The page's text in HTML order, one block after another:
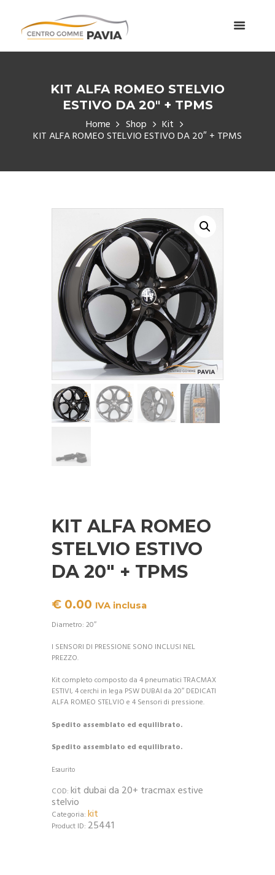
KIT ALFA ROMEO STELVIO
ESTIVO DA 20″ + TPMS
Home Shop Kit
KIT ALFA ROMEO STELVIO ESTIVO DA 20″ + TPMS
KIT ALFA ROMEO
STELVIO ESTIVO
DA 20″ + TPMS
€ 0.00 IVA inclusa
Diametro: 20″
I SENSORI DI PRESSIONE SONO INCLUSI NEL
PREZZO.
Kit completo composto da 4 pneumatici TRACMAX
ESTIVI, 4 cerchi in lega PSW DUBAI da 20″ DEDICATI
ALFA ROMEO STELVIO e 4 Sensori di pressione.
Spedito assemblato ed equilibrato.
Spedito assemblato ed equilibrato.
Esaurito
COD: kit dubai da 20+ tracmax estive
stelvio
Categoria: kit
Product ID: 25441